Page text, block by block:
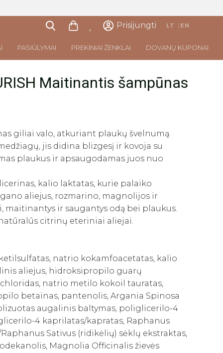
Prisijungti LT | EN
PASIŪLYMAI PREKINIAI ŽENKLAI DOVANŲ KUPONAI
Maitinantis šampūnas
giliai valo, atkuriant plaukų švelnumą.
jis didina blizgesį ir kovoja su
plaukus ir apsaugodamas juos nuo
kalio laktatas, kurie palaiko
aliejus, rozmarino, magnolijos ir
maitinantys ir saugantys odą bei plaukus.
citrinų eteriniai aliejai.
natrio kokamfoacetatas, kalio
aliejus, hidroksipropilo guarų
natrio metilo kokoil tauratas,
betainas, pantenolis, Argania Spinosa
augalinis baltymas, poliglicerilo-4
4 kaprilatas/kapratas, Raphanus
Sativus (ridikėlių) sėklų ekstraktas,
Magnolia Officinalis žievės